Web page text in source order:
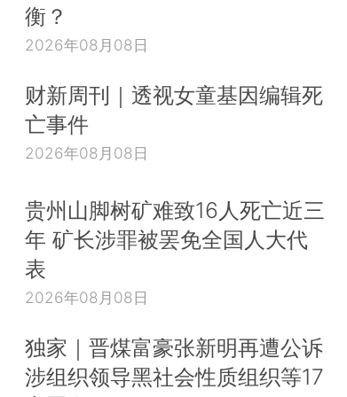
衡？
2026年08月08日
财新周刊｜透视女童基因编辑死
亡事件
2026年08月08日
贵州山脚树矿难致16人死亡近三
年 矿长涉罪被罢免全国人大代
表
2026年08月08日
独家｜晋煤富豪张新明再遭公诉
涉组织领导黑社会性质组织等17